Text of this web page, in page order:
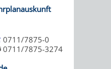
STADTENTWICKLUNG
BERATUNGSERGEBNISSE
/
0711/7875-0
0711/7875-3274